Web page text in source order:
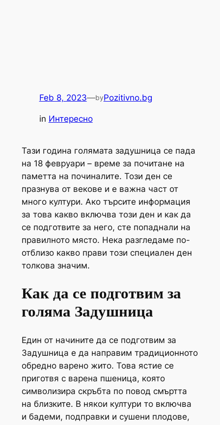
Feb 8, 2023—byPozitivno.bg
in Интересно
Тази година голямата задушница се пада
на 18 февруари – време за почитане на
паметта на починалите. Този ден се
празнува от векове и е важна част от
много култури. Ако търсите информация
за това какво включва този ден и как да
се подготвите за него, сте попаднали на
правилното място. Нека разгледаме по-
отблизо какво прави този специален ден
толкова значим.
Как да се подготвим за
голяма Задушница
Един от начините да се подготвим за
Задушница е да направим традиционното
обредно варено жито. Това ястие се
приготвя с варена пшеница, която
символизира скръбта по повод смъртта
на близките. В някои култури то включва
и бадеми, подправки и сушени плодове,